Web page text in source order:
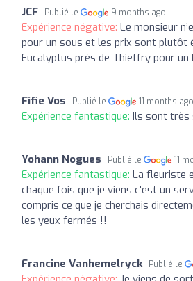
JCF Publié le 9 months ago
Expérience négative: Le monsieur
pour un sous et les prix sont plutôt
Eucalyptus près de Thieffry pour un
Fifie Vos Publié le 11 months ago
Expérience fantastique: Ils sont très
Yohann Nogues Publié le 11
Expérience fantastique: La fleuriste
chaque fois que je viens c'est un
compris ce que je cherchais
les yeux fermés !!
Francine Vanhemelryck Publié le